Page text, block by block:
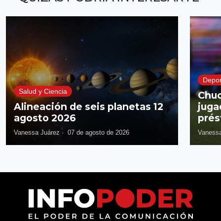
Salud y Ciencia
Alineación de seis planetas 12
agosto 2026
Vanessa Juárez · 07 de agosto de 2026